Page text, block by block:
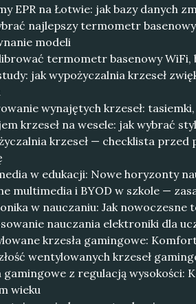
EPR na Łotwie: jak bazy danych
najlepszy termometr
modeli
termometr basenowy WiFi,
jak wypożyczalnia krzeseł
wynajętych krzeseł:
krzeseł na wesele: jak wybrać
krzeseł — checklista
w edukacji: Nowe horyzonty
multimedia i BYOD w szkole —
w nauczaniu: Jak
nauczania elektroniki dla
krzesła gamingowe:
wentylowanych krzeseł
gamingowe z regulacją
wieku